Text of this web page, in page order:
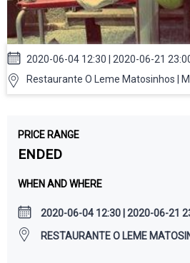
2020-06-04 12:30 | 2020-06-21
Restaurante O Leme Matosinhos |
PRICE RANGE
ENDED
WHEN AND WHERE
2020-06-04 12:30 | 2020-06-21
RESTAURANTE O LEME